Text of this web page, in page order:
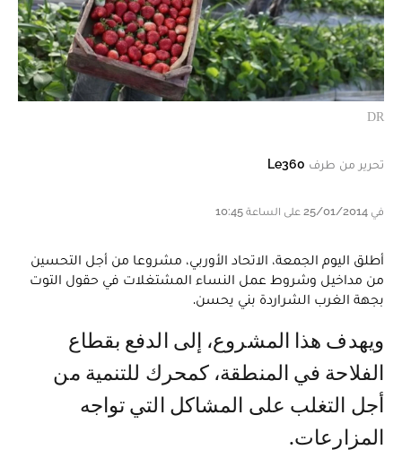
DR
تحرير من طرف Le360
في 25/01/2014 على الساعة 10:45
أطلق اليوم الجمعة، الاتحاد الأوربي، مشروعا من أجل التحسين
من مداخيل وشروط عمل النساء المشتغلات في حقول التوت
بجهة الغرب الشراردة بني يحسن.
ويهدف هذا المشروع، إلى الدفع بقطاع
الفلاحة في المنطقة، كمحرك للتنمية من
أجل التغلب على المشاكل التي تواجه
المزارعات.